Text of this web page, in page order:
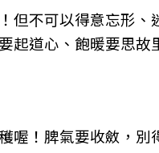
但不可以得意忘形
起道心、飽暖要思
喔！脾氣要收斂，別